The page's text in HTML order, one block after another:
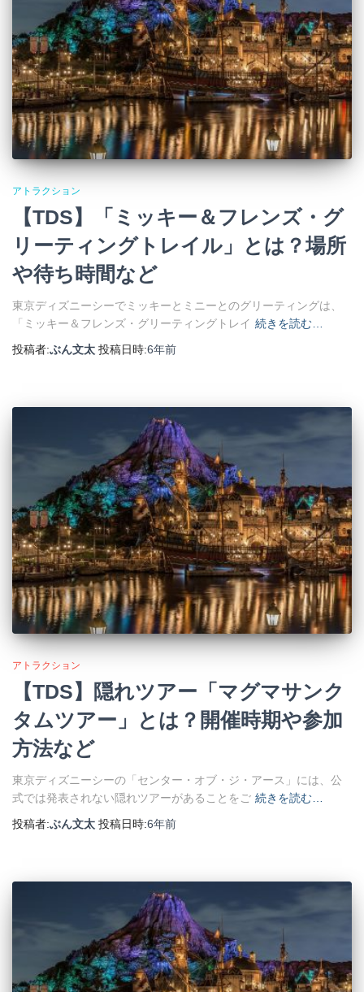
アトラクション
【TDS】「ミッキー＆フレンズ・グ
リーティングトレイル」とは？場所
や待ち時間など
東京ディズニーシーでミッキーとミニーとのグリーティングは、
「ミッキー＆フレンズ・グリーティングトレイ 続きを読む…
投稿者:ぶん文太 投稿日時:6年前
アトラクション
【TDS】隠れツアー「マグマサンク
タムツアー」とは？開催時期や参加
方法など
東京ディズニーシーの「センター・オブ・ジ・アース」には、公
式では発表されない隠れツアーがあることをご 続きを読む…
投稿者:ぶん文太 投稿日時:6年前